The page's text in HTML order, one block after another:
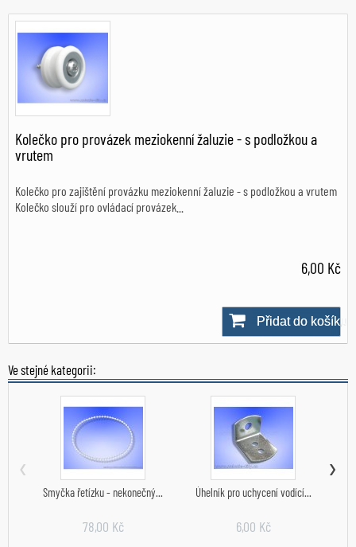
Kolečko pro provázek meziokenní žaluzie - s podložkou a
vrutem
Kolečko pro zajištění provázku meziokenní žaluzie - s podložkou a vrutem
Kolečko slouží pro ovládací provázek...
6,00 Kč
Přidat do košíku
Skladem
Ve stejné kategorii:
Smyčka řetízku - nekonečný...
78,00 Kč
Úhelník pro uchycení vodící...
6,00 Kč
‹ ›